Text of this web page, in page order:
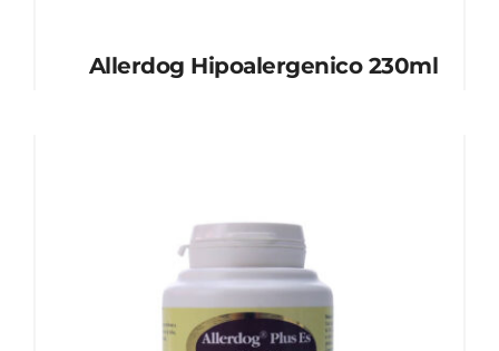
Allerdog Hipoalergenico 230ml